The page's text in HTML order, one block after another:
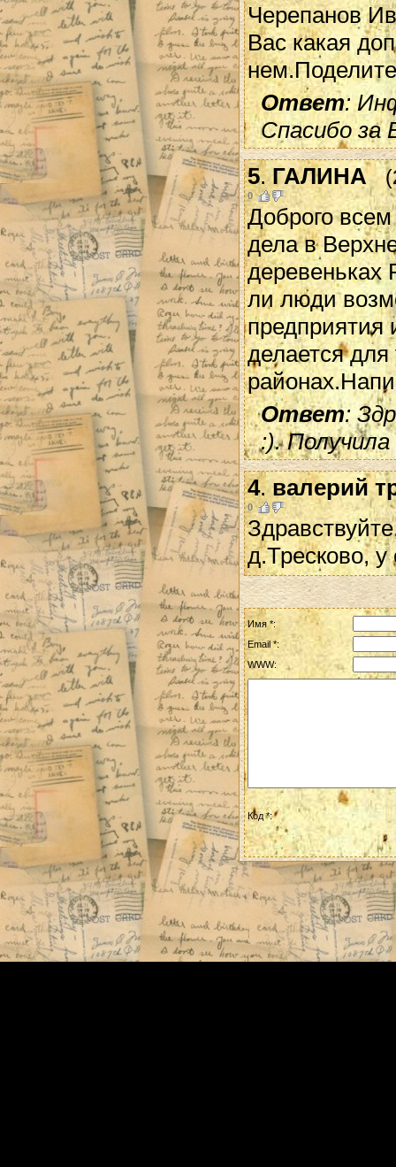
Черепанов
Вас какая
Ответ:
Спасибо за
5. ГАЛИНА
0
Доброго
дела в
деревеньках
ли люди
предприятия
делается
Ответ:
:).
4. валерий
0
д.Тресково,
Имя *:
Email *:
WWW:
Код *: